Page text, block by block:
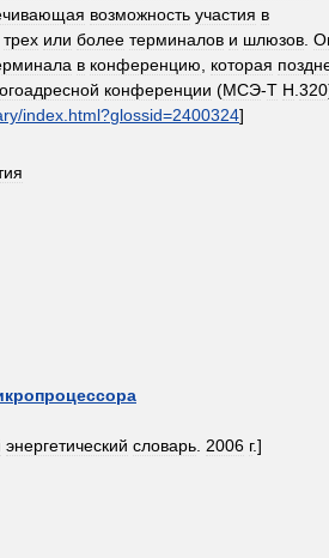
возможность участия в
трех или более терминалов и шлюзов
в конференцию которая
конференции (МСЭ-Т Н 320
/index html?glossid=2400324]
энергетический словарь 2006 г.]